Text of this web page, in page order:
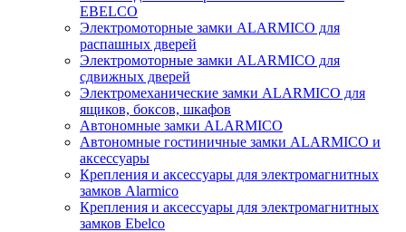
EBELCO
Электромоторные замки ALARMICO для
распашных дверей
Электромоторные замки ALARMICO для
сдвижных дверей
Электромеханические замки ALARMICO для
ящиков, боксов, шкафов
Автономные замки ALARMICO
Автономные гостиничные замки ALARMICO и
аксессуары
Крепления и аксессуары для электромагнитных
замков Alarmico
Крепления и аксессуары для электромагнитных
замков Ebelco